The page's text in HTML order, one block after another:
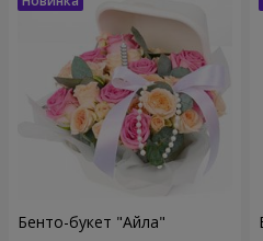
Бенто-букет "Айла"